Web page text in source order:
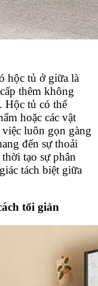
hộc tủ ở giữa là
thêm không
Hộc tủ có thể
hoặc các vật
luôn gọn gàng
đến sự thoải
tạo sự phân
tách biệt giữa
tối giản